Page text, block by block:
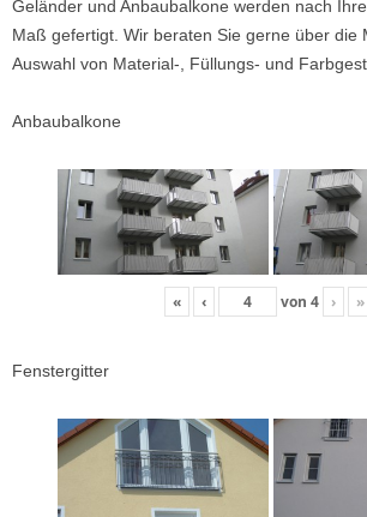
Geländer und Anbaubalkone werden nach
Maß gefertigt. Wir beraten Sie gerne über die
Auswahl von Material-, Füllungs- und
Anbaubalkone
« ‹ von 4 › »
Fenstergitter